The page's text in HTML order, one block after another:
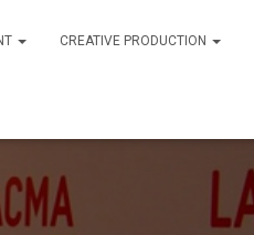
CREATIVE PRODUCTION